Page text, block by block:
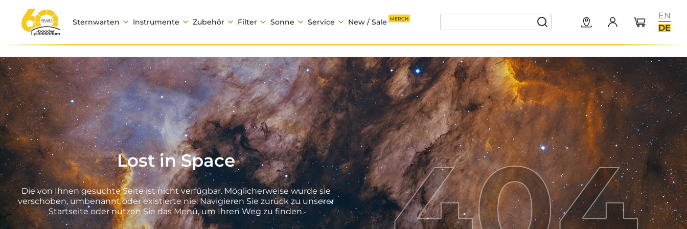
Sternwarten Instrumente Zubehör Filter Sonne Service New / Sale MERCH
EN
DE
Lost in Space
Die von Ihnen gesuchte Seite ist nicht verfügbar. Möglicherweise wurde sie
verschoben, umbenannt oder existierte nie. Navigieren Sie zurück zu unserer
Startseite oder nutzen Sie das Menü, um Ihren Weg zu finden.